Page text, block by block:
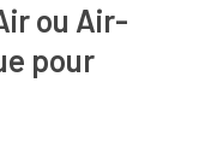
ou Air-
pour